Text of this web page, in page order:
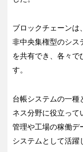
ブロックチェーンは
非中央集権型のシス
を共有でき、各々
す。
台帳システムの一種
ネス分野に役立って
管理や工場の稼働デ
システムとして活躍